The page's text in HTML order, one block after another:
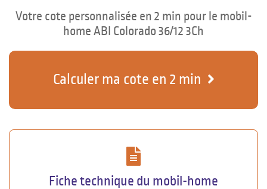
Votre cote personnalisée en 2 min pour le mobil-
home ABI Colorado 36/12 3Ch
Calculer ma cote en 2 min
Fiche technique du mobil-home